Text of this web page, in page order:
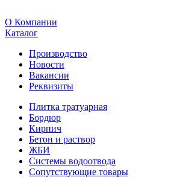
O Компании
Каталог
Производство
Новости
Вакансии
Реквизиты
Плитка тратуарная
Бордюр
Кирпич
Бетон и раствор
ЖБИ
Системы водоотвода
Сопутствующие товары